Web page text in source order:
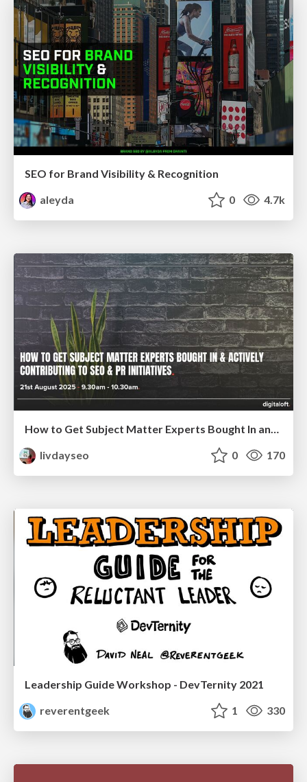
SEO for Brand Visibility & Recognition
aleyda
0 4.7k
How to Get Subject Matter Experts Bought In and Actively Contributing to SEO & PR Initiatives.
livdayseo
0 170
Leadership Guide Workshop - DevTernity 2021
reverentgeek
1 330